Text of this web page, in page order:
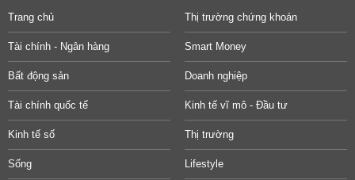
Trang chủ Thị trường chứng khoán
Tài chính - Ngân hàng Smart Money
Bất động sản Doanh nghiệp
Tài chính quốc tế Kinh tế vĩ mô - Đầu tư
Kinh tế số Thị trường
Sống Lifestyle